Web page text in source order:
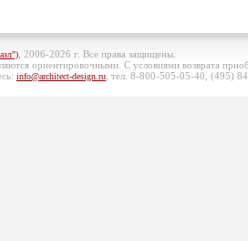
, 2006-2026 г. Все права защищены.
ориентировочными. С условиями возврата
info@architect-design.ru , тел. 8-800-505-05-40, (495)